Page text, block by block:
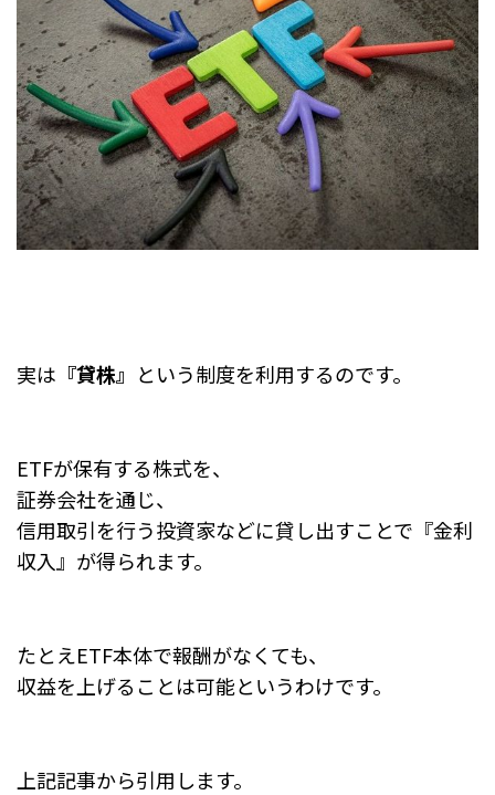
実は 『貸株』 という制度を利用するのです。
ETFが保有する株式を、
証券会社を通じ、
信用取引を行う投資家などに貸し出すことで『金利
収入』が得られます。
たとえETF本体で報酬がなくても、
収益を上げることは可能というわけです。
上記記事から引用します。